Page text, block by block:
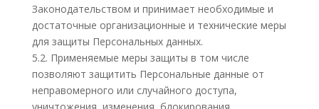
Законодательством и принимает необходимые и
достаточные организационные и технические меры
для защиты Персональных данных.
5.2. Применяемые меры защиты в том числе
позволяют защитить Персональные данные от
неправомерного или случайного доступа,